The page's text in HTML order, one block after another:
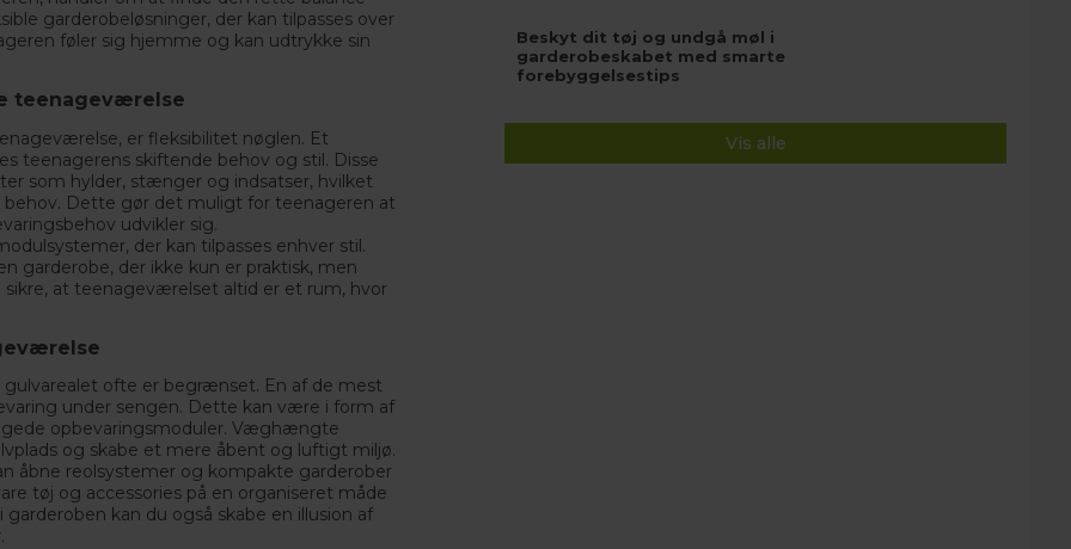
garderobeløsninger, der kan tilpasses over
føler sig hjemme og kan udtrykke sin
teenageværelse
er fleksibilitet nøglen. Et
teenagerens skiftende behov og stil. Disse
som hylder, stænger og indsatser, hvilket
Dette gør det muligt for teenageren at
udvikler sig.
der kan tilpasses enhver stil.
garderobe, der ikke kun er praktisk, men
at teenageværelset altid er et rum, hvor
ofte er begrænset. En af de mest
under sengen. Dette kan være i form af
opbevaringsmoduler. Væghængte
og skabe et mere åbent og luftigt miljø.
åbne reolsystemer og kompakte garderober
tøj og accessories på en organiseret måde
kan du også skabe en illusion af
Beskyt dit tøj og undgå møl i
garderobeskabet med smarte
forebyggelsestips
Vis alle